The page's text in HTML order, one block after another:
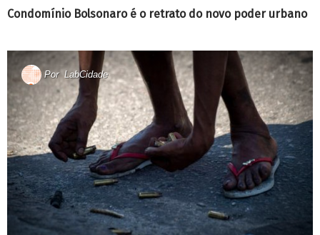
Condomínio Bolsonaro é o retrato do novo poder urbano
Por LabCidade